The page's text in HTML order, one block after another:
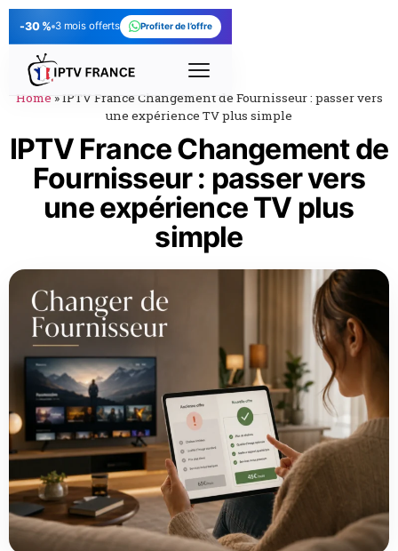
-30 % 3 mois offerts Profiter de l’offre
Home »IPTV France Changement de Fournisseur : passer vers
une expérience TV plus simple
IPTV France Changement de
Fournisseur : passer vers
une expérience TV plus
simple